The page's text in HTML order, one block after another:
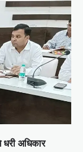
धरी अधिकार